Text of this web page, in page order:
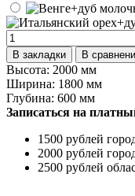
В закладки
В
Высота: 2000 мм
Ширина: 1800 мм
Глубина: 600 мм
Записаться на
1500 рублей
2000 рублей
2500 рублей